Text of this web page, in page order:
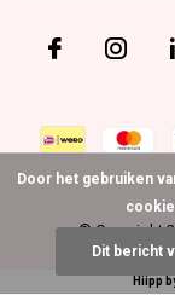
© Copyright
Hiipp
Door het gebruiken
Dit bericht